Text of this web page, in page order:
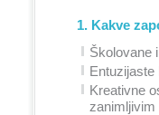
1. Kakve
Školovane
Kreativne
zanimljivim